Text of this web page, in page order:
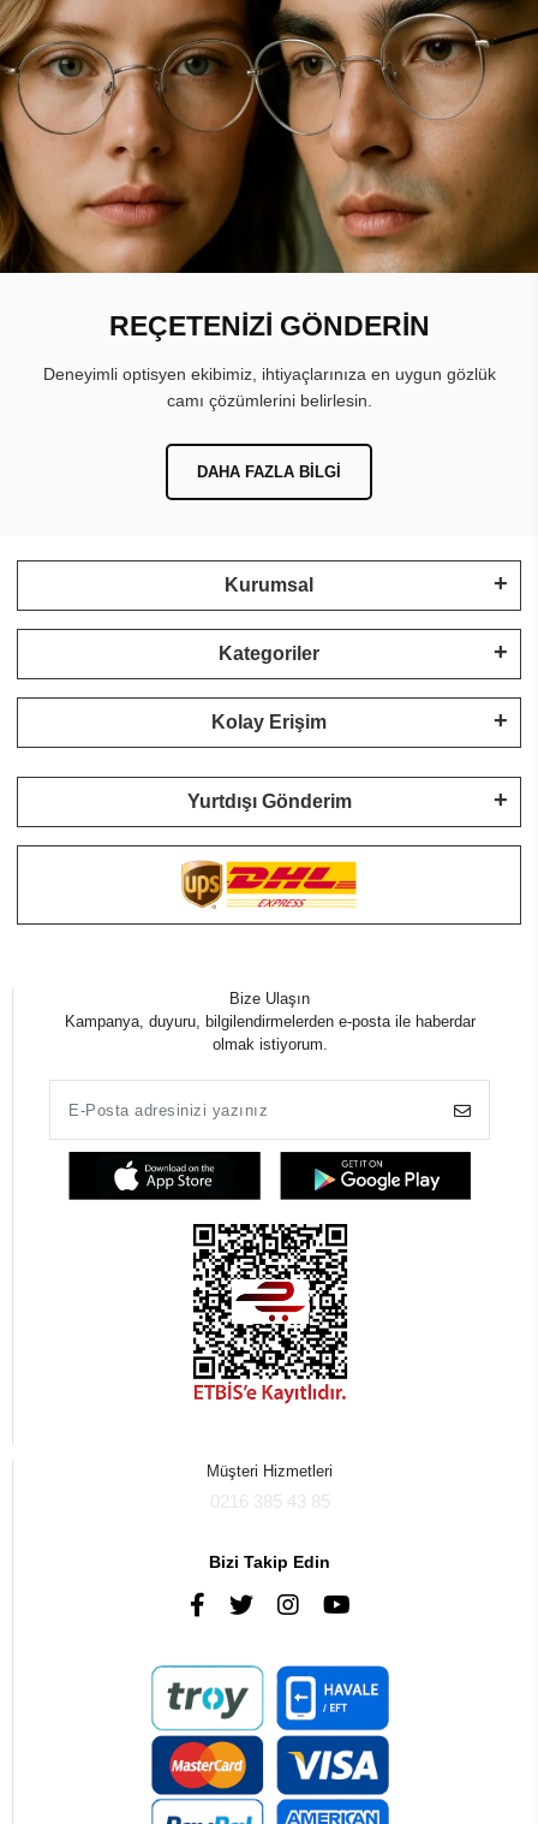
REÇETENİZİ GÖNDERİN
Deneyimli optisyen ekibimiz, ihtiyaçlarınıza en uygun gözlük
camı çözümlerini belirlesin.
DAHA FAZLA BILGI
Kurumsal
Kategoriler
Kolay Erişim
Yurtdışı Gönderim
Bize Ulaşın
Kampanya, duyuru, bilgilendirmelerden e-posta ile haberdar
olmak istiyorum.
Müşteri Hizmetleri
0216 385 43 85
Bizi Takip Edin